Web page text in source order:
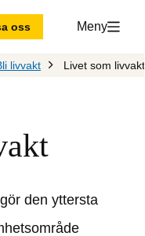
oss Meny
livvakt Livet som livvakt
den yttersta